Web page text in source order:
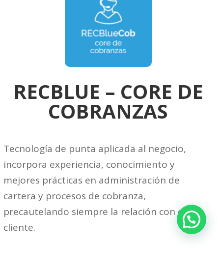
RECBLUE – CORE DE
COBRANZAS
Tecnología de punta aplicada al negocio,
incorpora experiencia, conocimiento y
mejores prácticas en administración de
cartera y procesos de cobranza,
precautelando siempre la relación con el
cliente.